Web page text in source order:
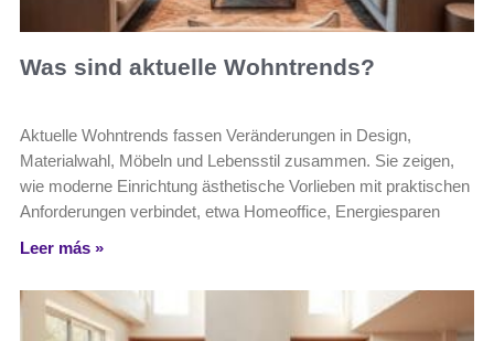
Was sind aktuelle Wohntrends?
Aktuelle Wohntrends fassen Veränderungen in Design,
Materialwahl, Möbeln und Lebensstil zusammen. Sie zeigen,
wie moderne Einrichtung ästhetische Vorlieben mit praktischen
Anforderungen verbindet, etwa Homeoffice, Energiesparen
Leer más »